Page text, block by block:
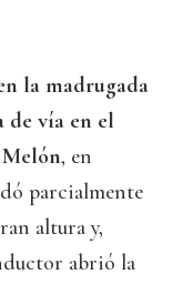
la madrugada
de vía en el
, en
parcialmente
altura y,
abrió la